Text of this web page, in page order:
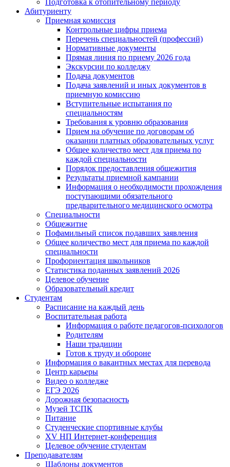
Подготовка к отопительному периоду
Абитуриенту
Приемная комиссия
Контрольные цифры приема
Перечень специальностей (профессий)
Нормативные документы
Прямая линия по приему 2026 года
Экскурсии по колледжу
Подача документов
Подача заявлений и иных документов в
приемную комиссию
Вступительные испытания по
специальностям
Требования к уровню образования
Прием на обучение по договорам об
оказании платных образовательных услуг
Общее количество мест для приема по
каждой специальности
Порядок предоставления общежития
Результаты приемной кампании
Информация о необходимости прохождения
поступающими обязательного
предварительного медицинского осмотра
Специальности
Общежитие
Пофамильный список подавших заявления
Общее количество мест для приема по каждой
специальности
Профориентация школьников
Статистика поданных заявлений 2026
Целевое обучение
Образовательный кредит
Студентам
Расписание на каждый день
Воспитательная работа
Информация о работе педагогов-психологов
Родителям
Наши традиции
Готов к труду и обороне
Информация о вакантных местах для перевода
Центр карьеры
Видео о колледже
ЕГЭ 2026
Дорожная безопасность
Музей ТСПК
Питание
Студенческие спортивные клубы
XV НП Интернет-конференция
Целевое обучение студентам
Преподавателям
Шаблоны документов